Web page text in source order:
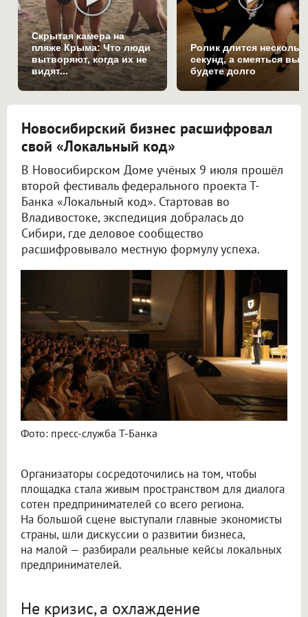
Скрытая камера на
пляже Крыма: Что люди
вытворяют, когда их не
видят...
Ролик длится
секунд, а смеяться вы
будете долго
Новосибирский бизнес расшифровал
свой «Локальный код»
В Новосибирском Доме учёных 9 июля прошёл
второй фестиваль федерального проекта Т-
Банка «Локальный код». Стартовав во
Владивостоке, экспедиция добралась до
Сибири, где деловое сообщество
расшифровывало местную формулу успеха.
Фото: пресс-служба Т-Банка
Организаторы сосредоточились на том, чтобы
площадка стала живым пространством для диалога
сотен предпринимателей со всего региона.
На большой сцене выступали главные экономисты
страны, шли дискуссии о развитии бизнеса,
на малой — разбирали реальные кейсы локальных
предпринимателей.
Не кризис, а охлаждение